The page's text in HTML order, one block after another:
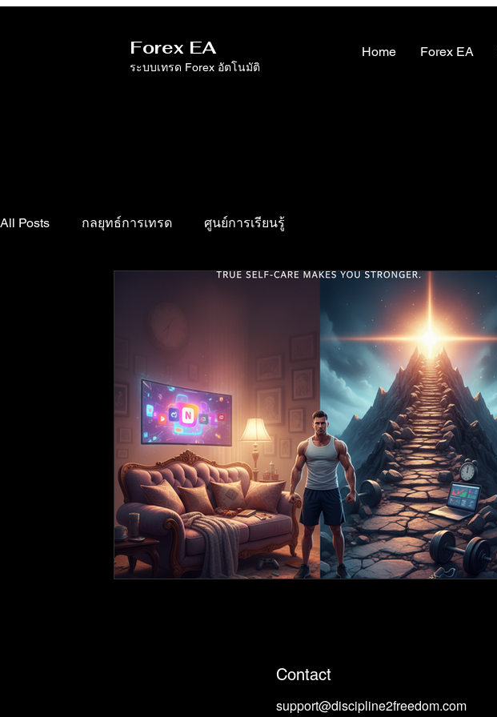
Forex EA
ระบบเทรด Forex อัตโนมัติ
Home Forex EA
All Posts กลยุทธ์การเทรด ศูนย์การเรียนรู้
Contact
support@discipline2freedom.com